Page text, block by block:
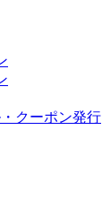
クーポン発行